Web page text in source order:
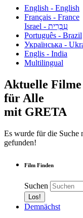
English - English
Français - France
עִבְרִית - Israel
Português - Brazil
Українська -
Englis - India
Multilingual
Aktuelle Filme
für Alle
mit GRETA
Es wurde für die
gefunden!
Film Finden
Suchen
Demnächst